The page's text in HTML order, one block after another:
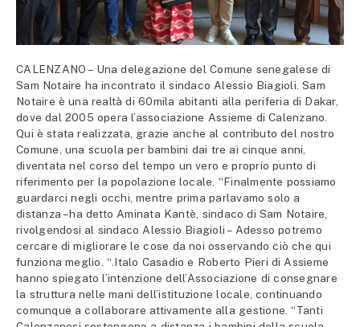
CALENZANO – Una delegazione del Comune senegalese di
Sam Notaire ha incontrato il sindaco Alessio Biagioli. Sam
Notaire è una realtà di 60mila abitanti alla periferia di Dakar,
dove dal 2005 opera l’associazione Assieme di Calenzano.
Qui è stata realizzata, grazie anche al contributo del nostro
Comune, una scuola per bambini dai tre ai cinque anni,
diventata nel corso del tempo un vero e proprio punto di
riferimento per la popolazione locale. “Finalmente possiamo
guardarci negli occhi, mentre prima parlavamo solo a
distanza –ha detto Aminata Kantè, sindaco di Sam Notaire,
rivolgendosi al sindaco Alessio Biagioli – Adesso potremo
cercare di migliorare le cose da noi osservando ciò che qui
funziona meglio. “.Italo Casadio e Roberto Pieri di Assieme
hanno spiegato l’intenzione dell’Associazione di consegnare
la struttura nelle mani dell’istituzione locale, continuando
comunque a collaborare attivamente alla gestione. “Tanti